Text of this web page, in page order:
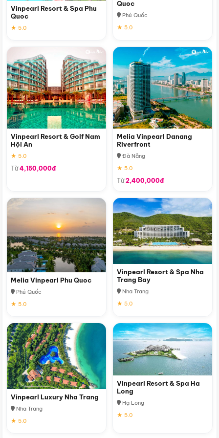
Vinpearl Resort & Spa Phu
Quoc
★ 5.0
Quoc
Phú Quốc
★ 5.0
Vinpearl Resort & Golf Nam
Hội An
★ 5.0
Từ4,150,000đ
Melia Vinpearl Danang
Riverfront
Đà Nẵng
★ 5.0
Từ2,400,000đ
Melia Vinpearl Phu Quoc
Phú Quốc
★ 5.0
Vinpearl Resort & Spa Nha
Trang Bay
Nha Trang
★ 5.0
Vinpearl Luxury Nha Trang
Nha Trang
★ 5.0
Vinpearl Resort & Spa Ha
Long
Hạ Long
★ 5.0